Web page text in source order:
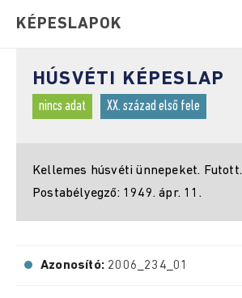
KÉPESLAPOK
HÚSVÉTI KÉPESLAP
nincs adat XX. század első fele
Kellemes húsvéti ünnepeket. Futott.
Postabélyegző: 1949. ápr. 11.
Azonosító: 2006_234_01